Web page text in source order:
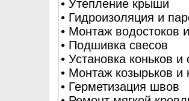
• Утепление крыши
• Гидроизоляция и
• Монтаж водостоков
• Подшивка свесов
• Установка коньков и
• Монтаж козырьков и
• Герметизация швов